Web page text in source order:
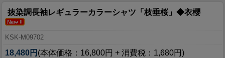
抜染調長袖レギュラーカラーシャツ「枝垂桜」◆衣櫻
KSK-M09702
18,480円 (本体価格：16,800円 + 消費税：1,680円)